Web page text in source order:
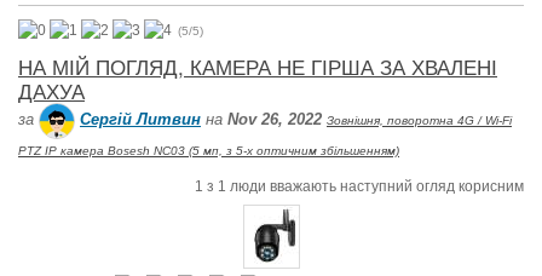
(5/5)
НА МІЙ ПОГЛЯД, КАМЕРА НЕ ГІРША ЗА ХВАЛЕНІ
ДАХУА
за Сергій Литвин на Nov 26, 2022 Зовнішня, поворотна 4G / Wi-Fi
PTZ IP камера Bosesh NC03 (5 мп, з 5-х оптичним збільшенням)
1 з 1 люди вважають наступний огляд корисним